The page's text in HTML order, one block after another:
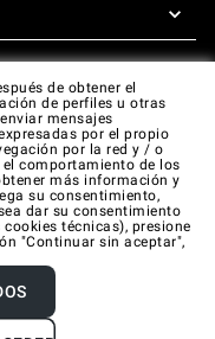
Cookie policy
de obtener el
de perfiles u otras
mensajes
por el propio
por la red y / o
comportamiento de los
más información y
su consentimiento,
dar su consentimiento
técnicas), presione
"Continuar sin aceptar",